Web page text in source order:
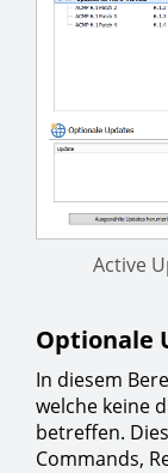
Active
Optionale
In diesem
welche keine
betreffen.
Commands,